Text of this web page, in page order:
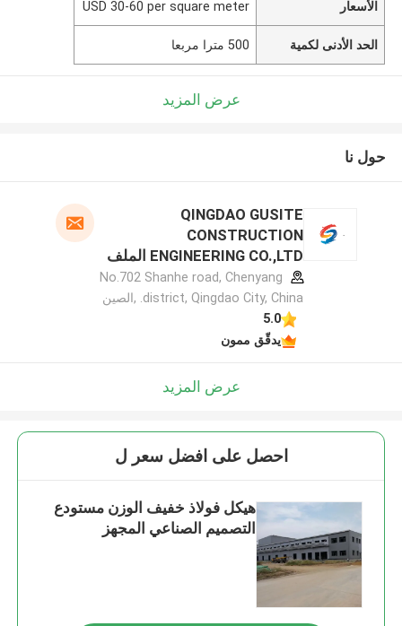
الأسعار USD 30-60 per square meter
الحد الأدنى لكمية 500 مترا مربعا
عرض المزيد
حول نا
QINGDAO GUSITE
CONSTRUCTION
ENGINEERING CO.,LTD الملف
الشركة المصنعة
No.702 Shanhe road, Chenyang
district, Qingdao City, China. ,الصين
5.0
يدقّق ممون
عرض المزيد
احصل على افضل سعر ل
هيكل فولاذ خفيف الوزن مستودع
التصميم الصناعي المجهز